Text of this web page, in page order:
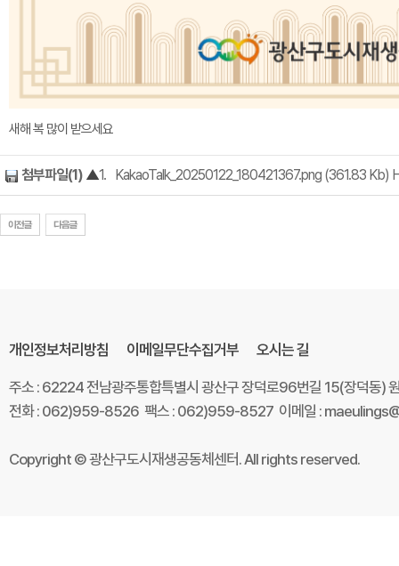
새해 복 많이 받으세요
첨부파일(1) ▲1. KakaoTalk_20250122_180421367.png (361.83 Kb)
개인정보처리방침 이메일무단수집거부 오시는 길
주소 : 62224 전남광주통합특별시 광산구 장덕로96번길 15(장덕동)
전화 : 062)959-8526 팩스 : 062)959-8527 이메일 :
Copyright © 광산구도시재생공동체센터. All rights reserved.